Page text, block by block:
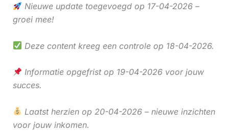
Nieuwe update toegevoegd op 17-04-2026 –
groei mee!
Deze content kreeg een controle op 18-04-2026.
Informatie opgefrist op 19-04-2026 voor jouw
succes.
Laatst herzien op 20-04-2026 – nieuwe inzichten
voor jouw inkomen.